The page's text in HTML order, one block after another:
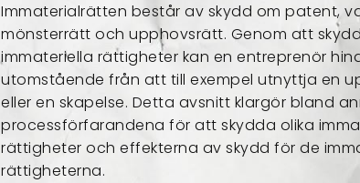
Immaterialrätten består av skydd om patent,
mönsterrätt och upphovsrätt. Genom att
immateriella rättigheter kan en entreprenör
utomstående från att till exempel utnyttja en
eller en skapelse. Detta avsnitt klargör bland
processförfarandena för att skydda olika
rättigheter och effekterna av skydd för de
rättigheterna.